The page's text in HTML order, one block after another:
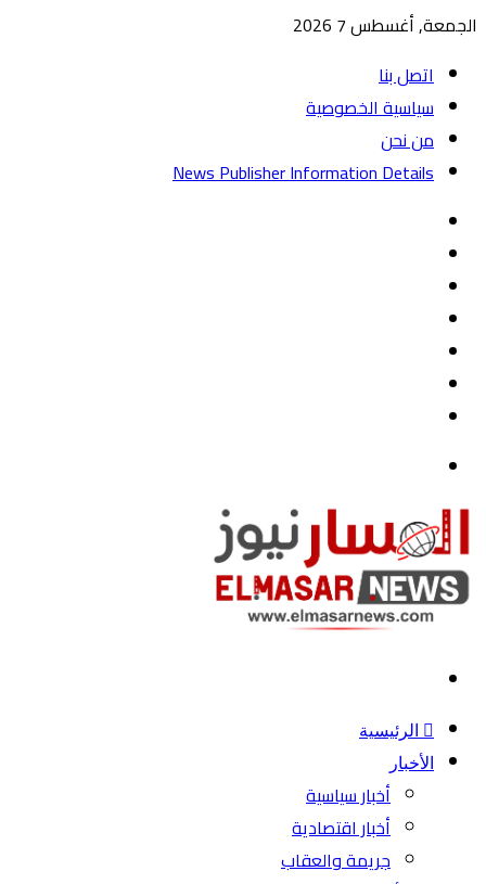
الجمعة, أغسطس 7 2026
اتصل بنا
سياسية الخصوصية
من نحن
News Publisher Information Details
الرئيسية
الأخبار
أخبار سياسية
أخبار اقتصادية
جريمة والعقاب